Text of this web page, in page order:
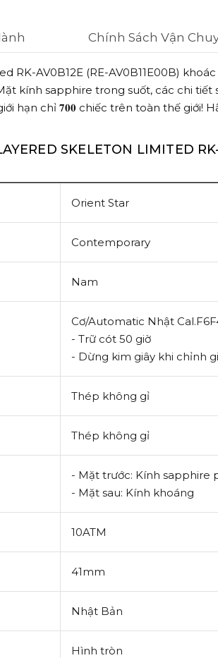
Chính Sách Vận
AV0B12E (RE-AV0B11E00B)
kính sapphire trong suốt, các chi
hạn chỉ 𝟕𝟎𝟎 chiếc trên toàn thế giới!
SKELETON LIMITED
Orient Star
Contemporary
Nam
Cơ/Automatic Nhật
- Trữ cót 50 giờ
- Dừng kim giây khi chỉnh
Thép không gỉ
Thép không gỉ
- Mặt trước: Kính sapphire
- Mặt sau: Kính khoáng
10ATM
41mm
Nhật Bản
Hình tròn